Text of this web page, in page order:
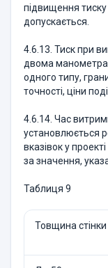
підвищення тиску
допускається.
4.6.13. Тиск при
двома
одного типу,
точності, ціни
4.6.14. Час
установлюється
вказівок у
за значення,
Таблиця 9
Товщина